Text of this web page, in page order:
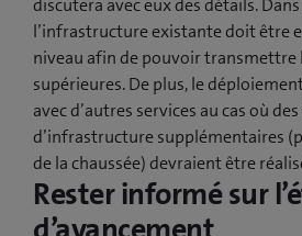
discutera avec eux des détails.
l’infrastructure existante doit être
niveau afin de pouvoir transmettre
supérieures. De plus, le
avec d’autres services au cas où
d’infrastructure supplémentaires
de la chaussée) devraient être
Rester informé sur